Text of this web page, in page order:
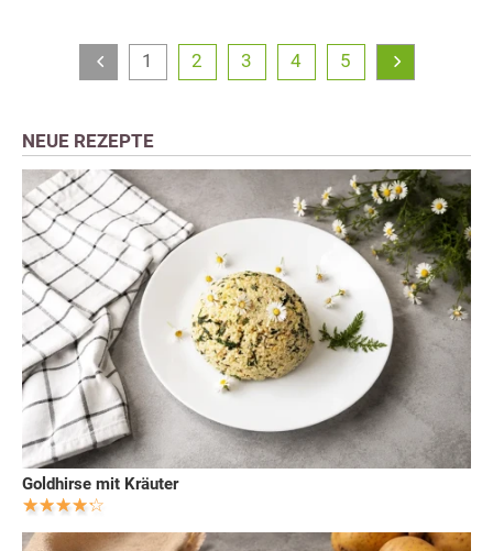
1 2 3 4 5
NEUE REZEPTE
Goldhirse mit Kräuter